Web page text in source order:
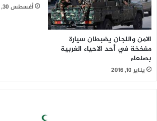
الامن واللجان يضبطان سيارة
مفخخة في أحد الاحياء الغربية
بصنعاء
يناير 10, 2016
أغسطس 30, 2020